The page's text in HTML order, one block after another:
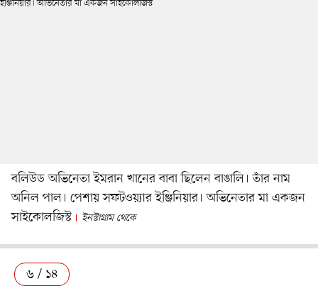
বলিউড অভিনেতা ইমরান খানের বাবা ছিলেন বাঙালি। তাঁর নাম
অনিল পাল। পেশায় সফটওয়্যার ইঞ্জিনিয়ার। অভিনেতার মা একজন
সাইকোলজিস্ট
ইনস্টাগ্রাম থেকে
৬ / ১৪